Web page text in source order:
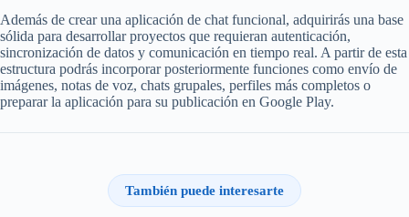
Además de crear una aplicación de chat funcional, adquirirás una base
sólida para desarrollar proyectos que requieran autenticación,
sincronización de datos y comunicación en tiempo real. A partir de esta
estructura podrás incorporar posteriormente funciones como envío de
imágenes, notas de voz, chats grupales, perfiles más completos o
preparar la aplicación para su publicación en Google Play.
También puede interesarte